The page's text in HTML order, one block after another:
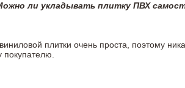
ли укладывать плитку ПВХ
плитки очень проста, поэтому
покупателю.